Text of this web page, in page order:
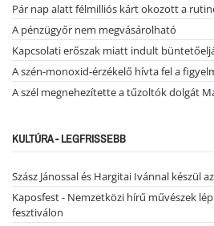
Pár nap alatt félmilliós kárt okozott a
A pénzügyőr nem megvásárolható
Kapcsolati erőszak miatt indult
A szén-monoxid-érzékelő hívta fel a
A szél megnehezítette a tűzoltók dolgát
KULTÚRA - LEGFRISSEBB
Szász Jánossal és Hargitai Ivánnal készül
Kaposfest - Nemzetközi hírű művészek
fesztiválon